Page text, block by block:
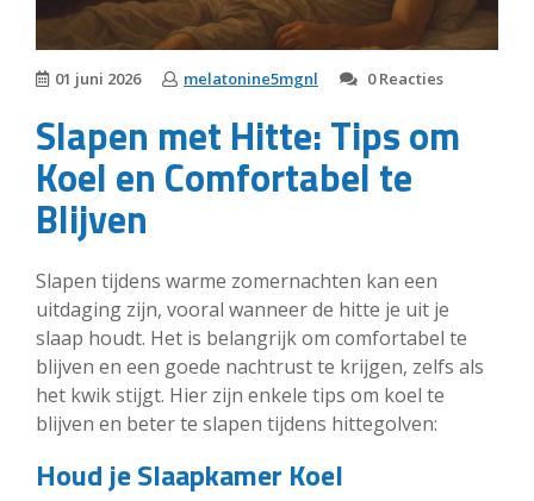
01 juni 2026 melatonine5mgnl 0 Reacties
Slapen met Hitte: Tips om
Koel en Comfortabel te
Blijven
Slapen tijdens warme zomernachten kan een
uitdaging zijn, vooral wanneer de hitte je uit je
slaap houdt. Het is belangrijk om comfortabel te
blijven en een goede nachtrust te krijgen, zelfs als
het kwik stijgt. Hier zijn enkele tips om koel te
blijven en beter te slapen tijdens hittegolven:
Houd je Slaapkamer Koel